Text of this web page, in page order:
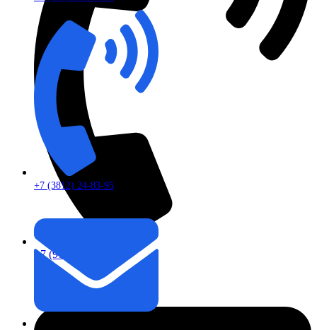
+7 (913) 672-49-54
+7 (3812) 24-83-95